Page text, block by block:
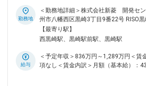
人事のプロフェッショナル（ゼネラリ
める道：特定領域で専門性を磨き、そ
／マネジメントロールへ。 ◆就業環境： ・テレワーク可 ・残
業：10～20時間 変更の範囲：会社
るため、洗浄処方の設計・検証から、
開、顧客との技術折衝までを一貫して
です。 ◆業務内容： ・半導体メーカー／半導体製造装置メー
カーの要求仕様を満たす精密洗浄処方
（欧米・アジア）への技術移管・立ち
との技術的なコミュニケーション（特
勤務地
＜勤務地詳細＞株式会社新菱 開発セ
州市八幡西区黒崎3丁目9番22号 RISO
策：屋内全面禁煙
【最寄り駅】
西黒崎駅、黒崎駅前駅、黒崎駅
給与
＜予定年収＞836万円～1,289万円＜賃
項なし＜賃金内訳＞月額（基本給）：